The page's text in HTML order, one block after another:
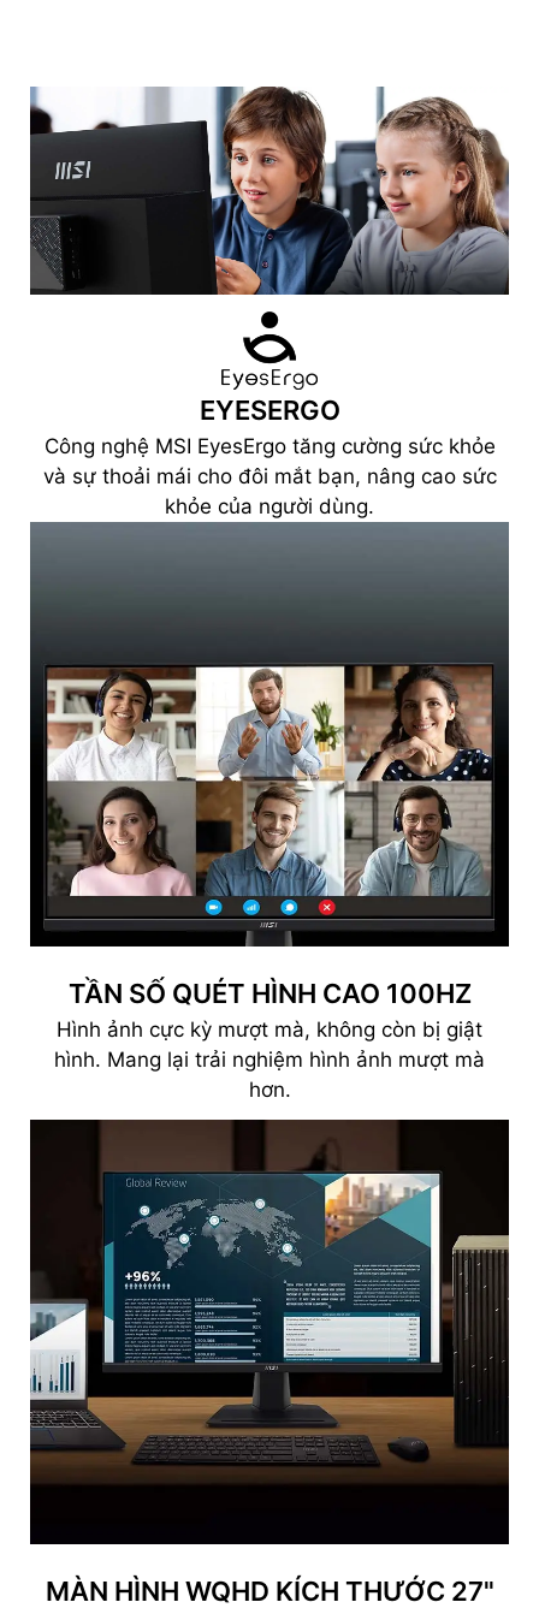
EYESERGO
Công nghệ MSI EyesErgo tăng cường sức khỏe
và sự thoải mái cho đôi mắt bạn, nâng cao sức
khỏe của người dùng.
TẦN SỐ QUÉT HÌNH CAO 100HZ
Hình ảnh cực kỳ mượt mà, không còn bị giật
hình. Mang lại trải nghiệm hình ảnh mượt mà
hơn.
MÀN HÌNH WQHD KÍCH THƯỚC 27"